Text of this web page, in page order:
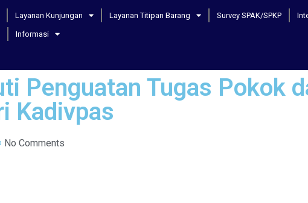
Layanan Kunjungan Layanan Titipan Barang Survey SPAK/SPKP
Informasi
Penguatan Tugas Pokok
Kadivpas
No Comments